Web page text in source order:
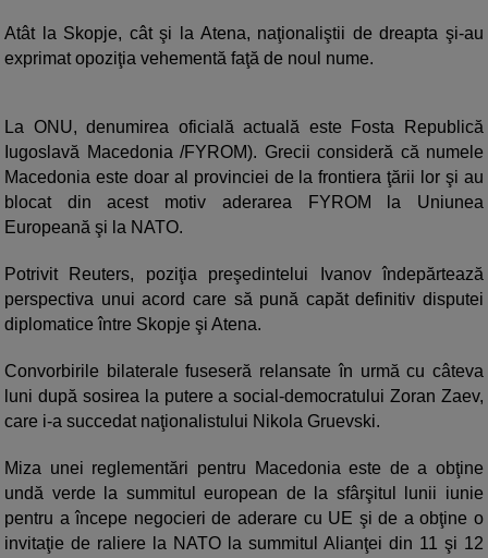
Atât la Skopje, cât şi la Atena, naţionaliştii de dreapta şi-au
exprimat opoziţia vehementă faţă de noul nume.
La ONU, denumirea oficială actuală este Fosta Republică
Iugoslavă Macedonia /FYROM). Grecii consideră că numele
Macedonia este doar al provinciei de la frontiera ţării lor şi au
blocat din acest motiv aderarea FYROM la Uniunea
Europeană şi la NATO.
Potrivit Reuters, poziţia preşedintelui Ivanov îndepărtează
perspectiva unui acord care să pună capăt definitiv disputei
diplomatice între Skopje şi Atena.
Convorbirile bilaterale fuseseră relansate în urmă cu câteva
luni după sosirea la putere a social-democratului Zoran Zaev,
care i-a succedat naţionalistului Nikola Gruevski.
Miza unei reglementări pentru Macedonia este de a obţine
undă verde la summitul european de la sfârşitul lunii iunie
pentru a începe negocieri de aderare cu UE şi de a obţine o
invitaţie de raliere la NATO la summitul Alianţei din 11 şi 12